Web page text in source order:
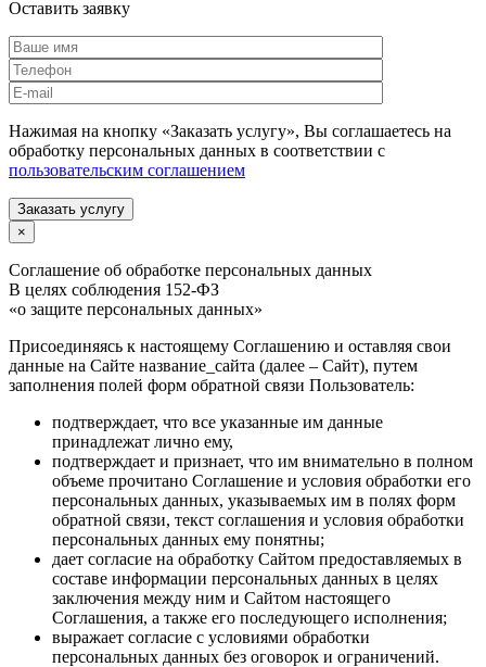
Оставить заявку
Нажимая на кнопку «Заказать услугу», Вы соглашаетесь на
обработку персональных данных в соответствии с
пользовательским соглашением
Заказать услугу
×
Соглашение об обработке персональных данных
В целях соблюдения 152-ФЗ
«о защите персональных данных»
Присоединяясь к настоящему Соглашению и оставляя свои
данные на Сайте название_сайта (далее – Сайт), путем
заполнения полей форм обратной связи Пользователь:
подтверждает, что все указанные им данные
принадлежат лично ему,
подтверждает и признает, что им внимательно в полном
объеме прочитано Соглашение и условия обработки его
персональных данных, указываемых им в полях форм
обратной связи, текст соглашения и условия обработки
персональных данных ему понятны;
дает согласие на обработку Сайтом предоставляемых в
составе информации персональных данных в целях
заключения между ним и Сайтом настоящего
Соглашения, а также его последующего исполнения;
выражает согласие с условиями обработки
персональных данных без оговорок и ограничений.